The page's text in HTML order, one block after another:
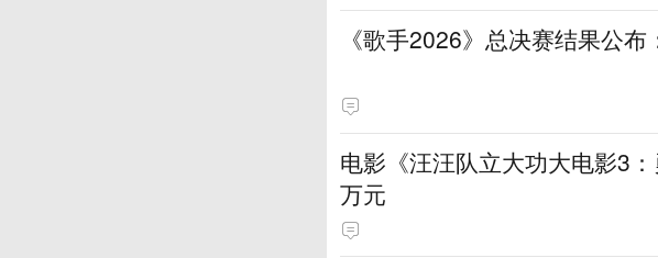
《歌手2026》总决赛结果公
电影《汪汪队立大功大电影3
万元